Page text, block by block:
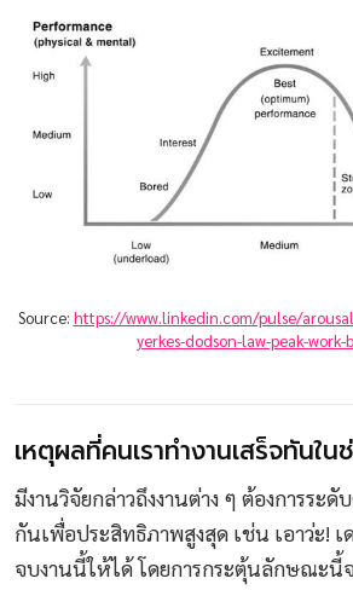
Source: https://www.linkedin.com/pulse/
yerkes-dodson-law-peak-work-
เหตุผลที่คนเราทำงานเสร็จทันใน
มีงานวิจัยกล่าวถึงงานต่าง ๆ ต้องการระ
กันเพื่อประสิทธิภาพสูงสุด เช่น เอาว่ะ!
จบงานนี้ให้ได้ โดยการกระตุ้นลักษณะนี้